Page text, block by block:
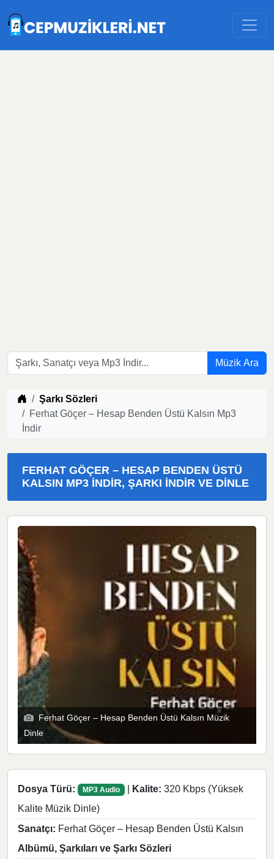
Müzik Ara
Müzik indir
Şarkı Sözleri
Ferhat Göçer – Hesap Benden Üstü Kalsın Mp3
İndir
FERHAT GÖÇER – HESAP BENDEN ÜSTÜ
KALSIN MP3 İNDIR, ŞARKI İNDIR VE DINLE
Ferhat Göçer – Hesap Benden Üstü Kalsın Müzik
Dinle
Dosya Türü: MP3 Audio | Kalite: 320 Kbps (Yüksek
Kalite Müzik Dinle)
Sanatçı: Ferhat Göçer – Hesap Benden Üstü Kalsın
Albümü, Şarkıları ve Şarkı Sözleri